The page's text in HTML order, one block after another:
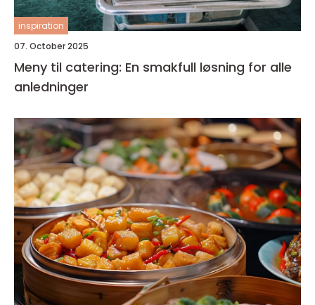
inspiration
07. October 2025
Meny til catering: En smakfull løsning for alle
anledninger